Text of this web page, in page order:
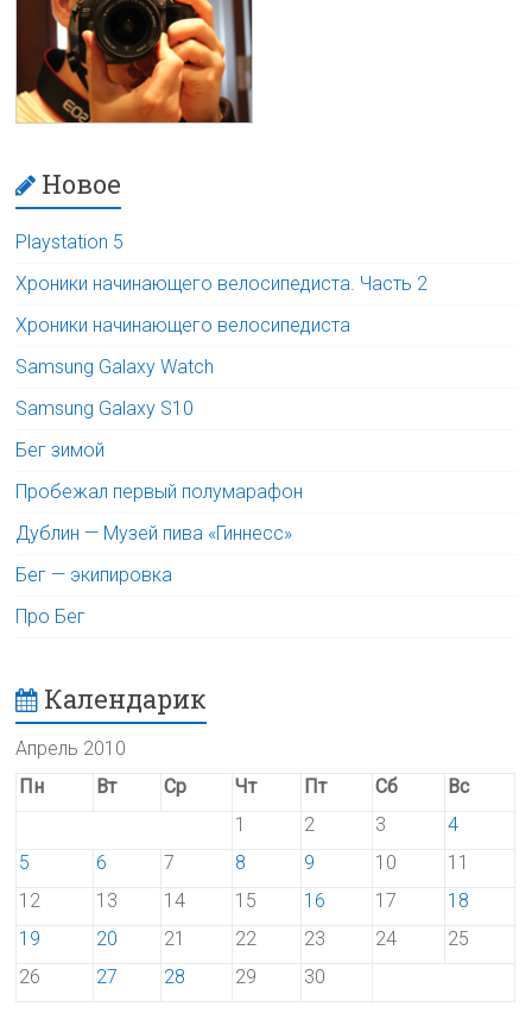
Новое
Playstation 5
Хроники начинающего велосипедиста. Часть 2
Хроники начинающего велосипедиста
Samsung Galaxy Watch
Samsung Galaxy S10
Бег зимой
Пробежал первый полумарафон
Дублин — Музей пива «Гиннесс»
Бег — экипировка
Про Бег
Календарик
Апрель 2010
Пн
Вт Ср Чт Пт Сб
Вс
1
2 3
4
5
6 7 8 9 10
11
12
13 14 15 16 17
18
19
20 21 22 23 24
25
26
27 28 29 30